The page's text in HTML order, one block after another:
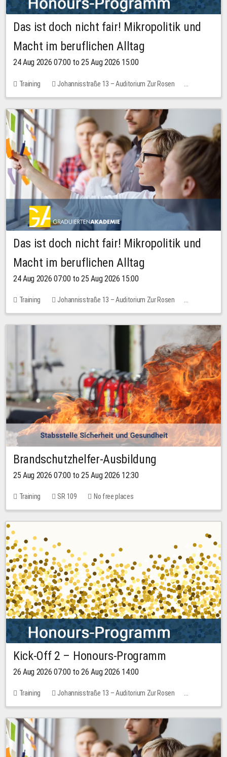
Das ist doch nicht fair! Mikropolitik und
Macht im beruflichen Alltag
24 Aug 2026 07:00 to 25 Aug 2026 15:00
Training
Johannisstraße 13 – Auditorium Zur Rosen
No free places
Das ist doch nicht fair! Mikropolitik und
Macht im beruflichen Alltag
24 Aug 2026 07:00 to 25 Aug 2026 15:00
Training
Johannisstraße 13 – Auditorium Zur Rosen
1 place
30.00 EUR
Brandschutzhelfer-Ausbildung
25 Aug 2026 07:00 to 25 Aug 2026 12:30
Training SR 109 No free places
Kick-Off 2 – Honours-Programm
26 Aug 2026 07:00 to 26 Aug 2026 14:00
Training
Johannisstraße 13 – Auditorium Zur Rosen
No free places